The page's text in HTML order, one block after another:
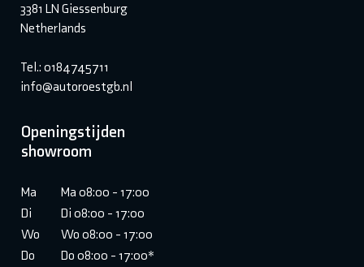
3381 LN Giessenburg
Netherlands
Tel.: 0184745711
info@autoroestgb.nl
Openingstijden
showroom
Ma
Ma 08:00 - 17:00
Di
Di 08:00 - 17:00
Wo
Wo 08:00 - 17:00
Do
Do 08:00 - 17:00*